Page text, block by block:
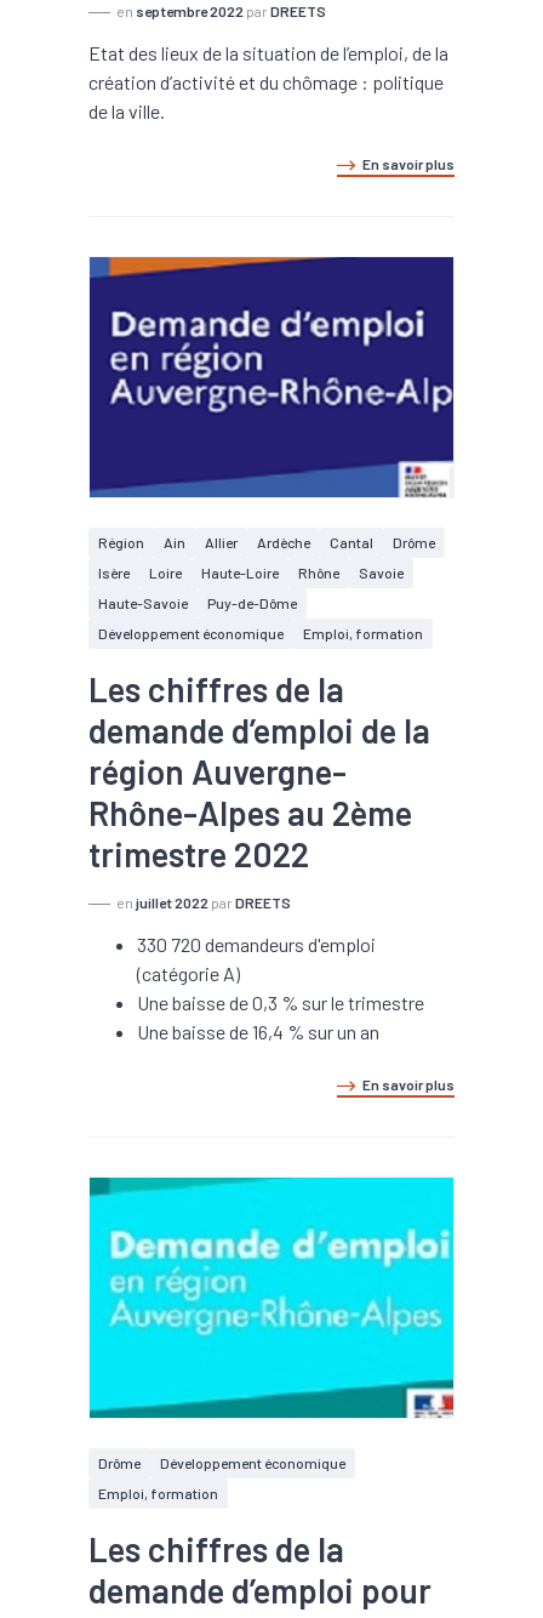
en septembre 2022 par DREETS
Etat des lieux de la situation de l’emploi, de la
création d’activité et du chômage : politique
de la ville.
En savoir plus
Région Ain Allier Ardèche Cantal
Drôme
Isère
Loire Haute-Loire Rhône
Savoie
Haute-Savoie
Puy-de-Dôme
Développement économique
Emploi, formation
Les chiffres de la
demande d’emploi de la
région Auvergne-
Rhône-Alpes au 2ème
trimestre 2022
en juillet 2022 par DREETS
330 720 demandeurs d'emploi
(catégorie A)
Une baisse de 0,3 % sur le trimestre
Une baisse de 16,4 % sur un an
En savoir plus
Drôme
Développement économique
Emploi, formation
Les chiffres de la
demande d’emploi pour